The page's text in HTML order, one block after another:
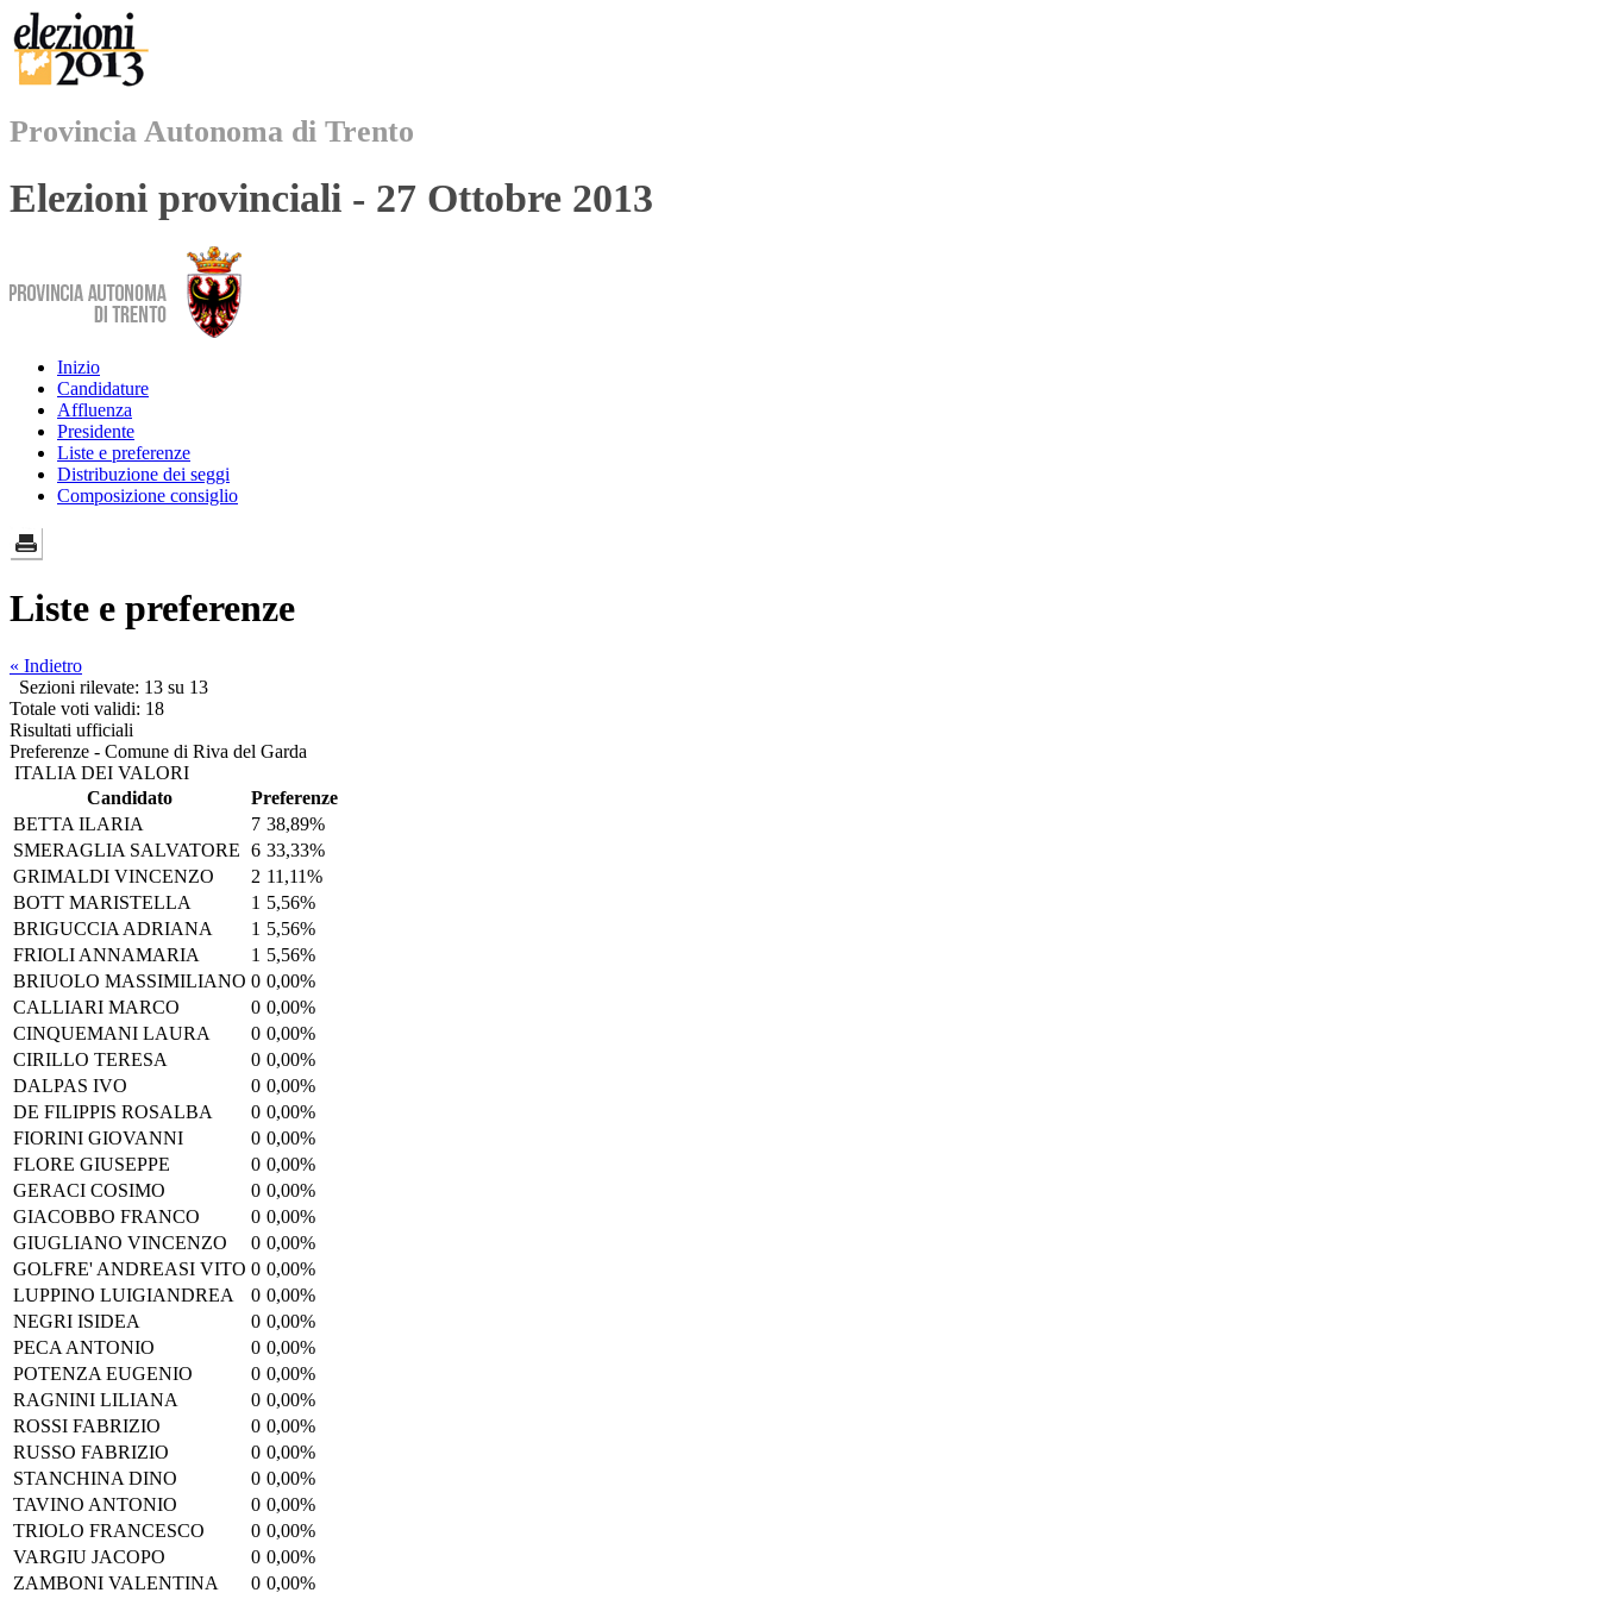
Provincia Autonoma di Trento
Elezioni provinciali - 27 Ottobre 2013
Inizio
Candidature
Affluenza
Presidente
Liste e preferenze
Distribuzione dei seggi
Composizione consiglio
Liste e preferenze
« Indietro
Sezioni rilevate: 13 su 13
Totale voti validi: 18
Risultati ufficiali
Preferenze - Comune di Riva del Garda
ITALIA DEI VALORI
Candidato
Preferenze
BETTA ILARIA
7 38,89%
SMERAGLIA SALVATORE 6 33,33%
GRIMALDI VINCENZO
2 11,11%
BOTT MARISTELLA
1 5,56%
BRIGUCCIA ADRIANA
1 5,56%
FRIOLI ANNAMARIA
1 5,56%
BRIUOLO MASSIMILIANO 0 0,00%
CALLIARI MARCO
0 0,00%
CINQUEMANI LAURA
0 0,00%
CIRILLO TERESA
0 0,00%
DALPAS IVO
0 0,00%
DE FILIPPIS ROSALBA
0 0,00%
FIORINI GIOVANNI
0 0,00%
FLORE GIUSEPPE
0 0,00%
GERACI COSIMO
0 0,00%
GIACOBBO FRANCO
0 0,00%
GIUGLIANO VINCENZO
0 0,00%
GOLFRE' ANDREASI VITO 0 0,00%
LUPPINO LUIGIANDREA
0 0,00%
NEGRI ISIDEA
0 0,00%
PECA ANTONIO
0 0,00%
POTENZA EUGENIO
0 0,00%
RAGNINI LILIANA
0 0,00%
ROSSI FABRIZIO
0 0,00%
RUSSO FABRIZIO
0 0,00%
STANCHINA DINO
0 0,00%
TAVINO ANTONIO
0 0,00%
TRIOLO FRANCESCO
0 0,00%
VARGIU JACOPO
0 0,00%
ZAMBONI VALENTINA
0 0,00%